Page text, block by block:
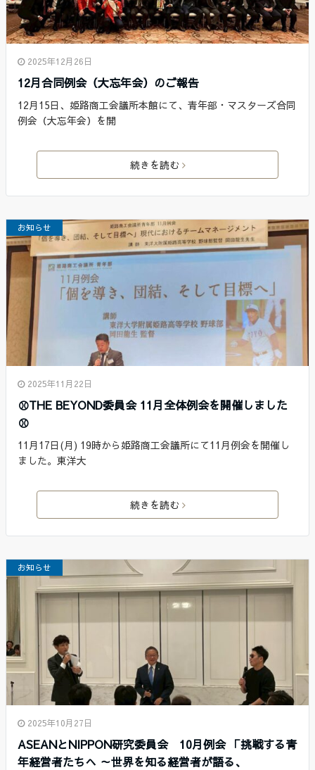
2025年12月26日
12月合同例会（大忘年会）のご報告
12月15日、姫路商工会議所本館にて、青年部・マスターズ合同
例会（大忘年会）を開
続きを読む
お知らせ
2025年11月22日
⚾️THE BEYOND委員会 11月全体例会を開催しました
⚾️
11月17日(月) 19時から姫路商工会議所にて11月例会を開催し
ました。東洋大
続きを読む
お知らせ
2025年10月27日
ASEANとNIPPON研究委員会 10月例会 「挑戦する青
年経営者たちへ ～世界を知る経営者が語る、